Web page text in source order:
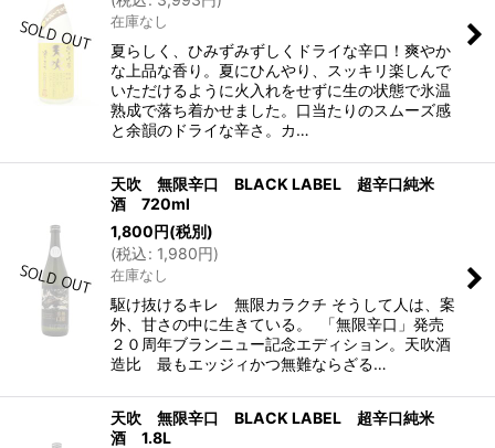
在庫なし
夏らしく、ひみずみずしくドライな辛口！爽やか
な上品な香り。夏にひんやり、スッキリ楽しんで
いただけるように火入れをせずに生の状態で氷温
熟成で落ち着かせました。口当たりのスムーズ感
と余韻のドライな辛さ。カ…
天吹 無限辛口 BLACK LABEL 超辛口純米
酒 720ml
1,800円(税別)
(税込: 1,980円)
在庫なし
駆け抜けるキレ 無限カラクチ そうして人は、案
外、甘さの中に生きている。 「無限辛口」発売
２０周年ブランニュー記念エディション。天吹酒
造比 最もエッジィかつ無難ならざる…
天吹 無限辛口 BLACK LABEL 超辛口純米
酒 1.8L